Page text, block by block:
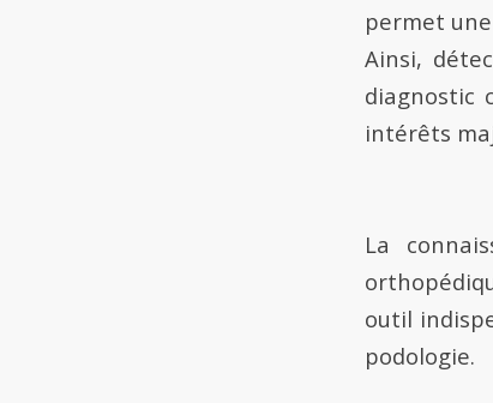
permet
Ainsi,
diagnostic
intérêts
La
outil
podologie.